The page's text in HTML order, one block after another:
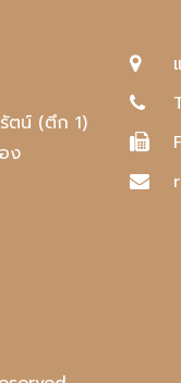
ตน์ (ตึก 1)
ง